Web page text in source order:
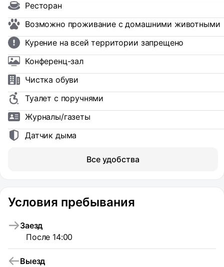
Ресторан
Возможно проживание с домашними животными
Курение на всей территории запрещено
Конференц-зал
Чистка обуви
Туалет с поручнями
Журналы/газеты
Датчик дыма
Все удобства
Условия пребывания
Заезд
После 14:00
Выезд